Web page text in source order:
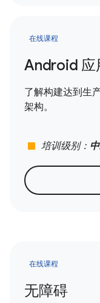
在线课程
Android 应
了解构建达到生
架构。
stop 培训级别：
在线课程
无障碍